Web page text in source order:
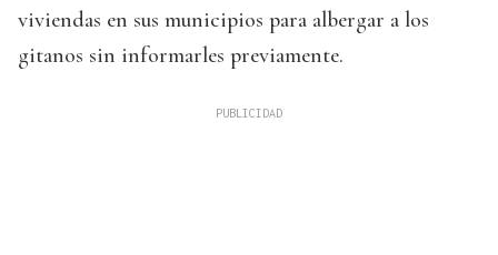
viviendas en sus municipios para albergar a los
gitanos sin informarles previamente.